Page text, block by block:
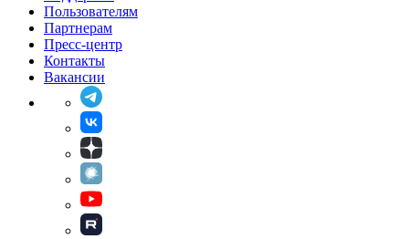
Пользователям
Партнерам
Пресс-центр
Контакты
Вакансии